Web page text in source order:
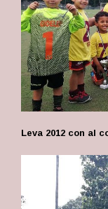
Leva 2012 con al